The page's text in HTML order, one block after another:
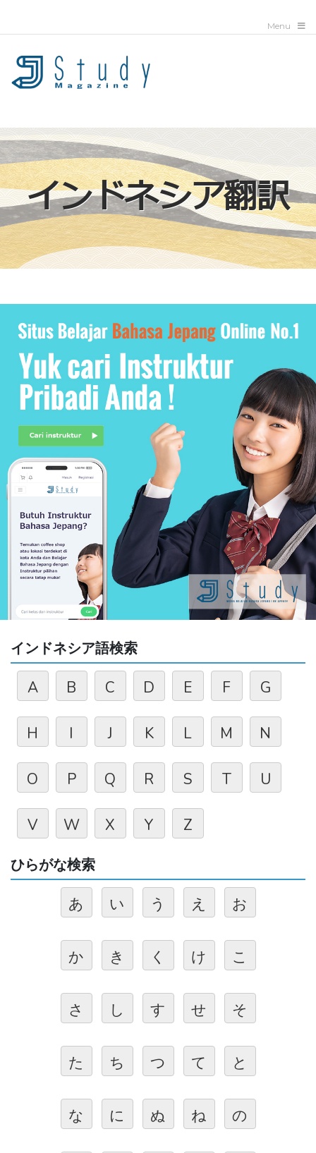
インドネシア翻訳
インドネシア語検索
A
B C D E F G
H I J K L M N
O P Q R S T U
V W X Y
Z
ひらがな検索
あ い う え お
か き く け こ
さ し す せ そ
た ち つ て と
な に ぬ ね の